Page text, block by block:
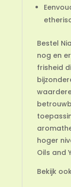
Bestel
nog en
frisheid
hoger
Oils and
Bekijk